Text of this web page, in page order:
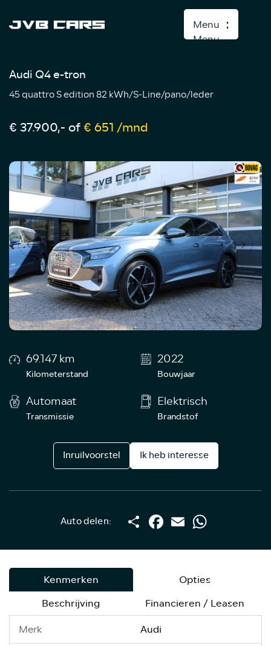
Menu
Menu
Aanbod
Contact
Audi Q4 e-tron
45 quattro S edition 82 kWh/S-Line/pano/leder
€ 37.900,- of€ 651 /mnd
69.147 km
Kilometerstand
2022
Bouwjaar
Automaat
Transmissie
Elektrisch
Brandstof
Inruilvoorstel Ik heb interesse
Auto delen: Deel Facebook
Email
Kenmerken
Opties
Beschrijving
Financieren / Leasen
Merk Audi